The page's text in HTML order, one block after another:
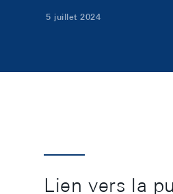
5 juillet 2024
Lien vers la